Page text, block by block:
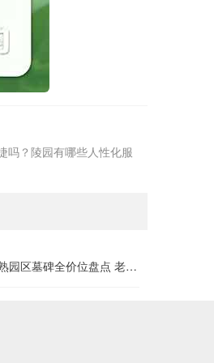
吗？陵园有哪些人性化服
园区墓碑全价位盘点 老客